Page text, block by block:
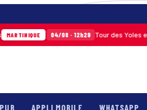
04/08 · 12h29 Tour des Yoles et
APPLI MOBILE WHATSAPP